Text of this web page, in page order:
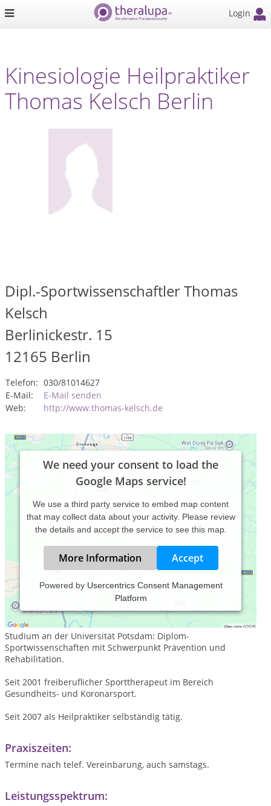
Login
Kinesiologie Heilpraktiker
Thomas Kelsch Berlin
Dipl.-Sportwissenschaftler Thomas
Kelsch
Berlinickestr. 15
12165 Berlin
Telefon: 030/81014627
E-Mail:
E-Mail senden
Web:
http://www.thomas-kelsch.de
We need your consent to load the
Google Maps service!
We use a third party service to embed map content
that may collect data about your activity. Please review
the details and accept the service to see this map.
More Information Accept
Powered by Usercentrics Consent Management
Platform
*17. Sept. 1976 in Berlin
verheiratet, zwei Kinder
Studium an der Universität Potsdam: Diplom-
Sportwissenschaften mit Schwerpunkt Prävention und
Rehabilitation.
Seit 2001 freiberuflicher Sporttherapeut im Bereich
Gesundheits- und Koronarsport.
Seit 2007 als Heilpraktiker selbständig tätig.
Praxiszeiten:
Termine nach telef. Vereinbarung, auch samstags.
Leistungsspektrum: